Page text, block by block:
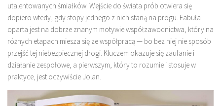
utalentowanych śmiałków. Wejście do świata prób otwiera się
dopiero wtedy, gdy stopy jednego z nich staną na progu. Fabuła
oparta jest na dobrze znanym motywie współzawodnictwa, który na
różnych etapach miesza się ze współpracą — bo bez niej nie sposób
przejść tej niebezpiecznej drogi. Kluczem okazuje się zaufanie i
działanie zespołowe, a pierwszym, który to rozumie i stosuje w
praktyce, jest oczywiście Jolan.